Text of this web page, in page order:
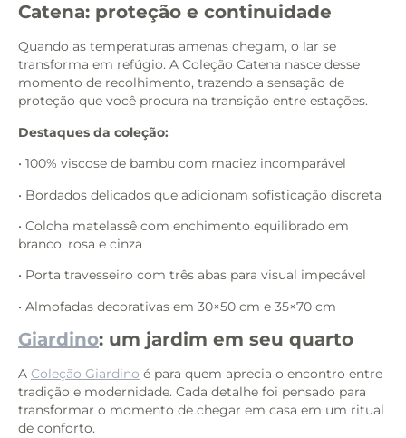
Catena: proteção e continuidade
Quando as temperaturas amenas chegam, o lar se
transforma em refúgio. A Coleção Catena nasce desse
momento de recolhimento, trazendo a sensação de
proteção que você procura na transição entre estações.
Destaques da coleção:
• 100% viscose de bambu com maciez incomparável
• Bordados delicados que adicionam sofisticação discreta
• Colcha matelassê com enchimento equilibrado em
branco, rosa e cinza
• Porta travesseiro com três abas para visual impecável
• Almofadas decorativas em 30×50 cm e 35×70 cm
Giardino: um jardim em seu quarto
A Coleção Giardino é para quem aprecia o encontro entre
tradição e modernidade. Cada detalhe foi pensado para
transformar o momento de chegar em casa em um ritual
de conforto.